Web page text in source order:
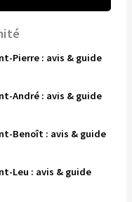
Pierre : avis & guide
André : avis & guide
Benoît : avis & guide
Leu : avis & guide